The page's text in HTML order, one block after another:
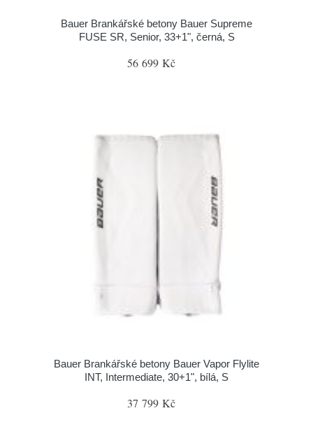
Bauer Brankářské betony Bauer Supreme
FUSE SR, Senior, 33+1", černá, S
56 699 Kč
Bauer Brankářské betony Bauer Vapor Flylite
INT, Intermediate, 30+1", bílá, S
37 799 Kč